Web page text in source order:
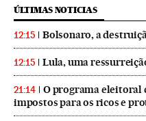
ÚLTIMAS NOTICIAS
12:15 Bolsonaro, a
12:15 Lula, uma
21:14
O programa eleitoral
impostos para os ricos e